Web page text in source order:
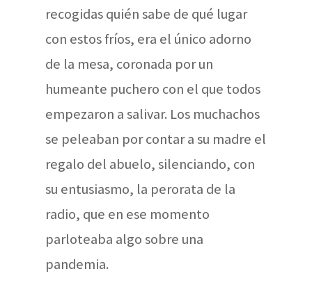
recogidas quién sabe de qué lugar
con estos fríos, era el único adorno
de la mesa, coronada por un
humeante puchero con el que todos
empezaron a salivar. Los muchachos
se peleaban por contar a su madre el
regalo del abuelo, silenciando, con
su entusiasmo, la perorata de la
radio, que en ese momento
parloteaba algo sobre una
pandemia.